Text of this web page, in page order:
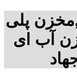
پلی
آب ای